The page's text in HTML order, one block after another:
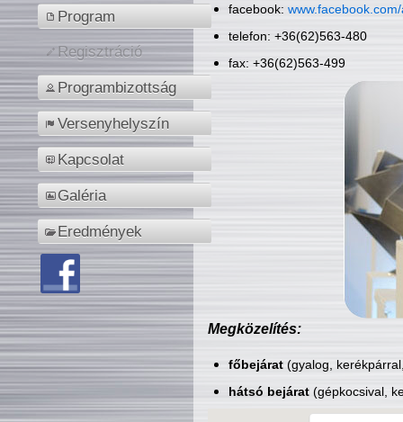
Program
Regisztráció
Programbizottság
Versenyhelyszín
Kapcsolat
Galéria
Eredmények
facebook:
telefon: +36(62)563-480
fax: +36(62)563-499
Megközelítés:
főbejárat(gyalog,
hátsó bejárat(gépkocsival,